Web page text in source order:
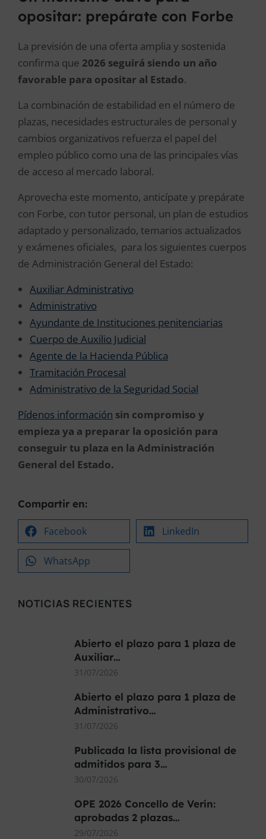
opositar: prepárate con Forbe
La previsión de una oferta amplia y sostenida
confirma que 2026 seguirá siendo un año
favorable para opositar al Estado.
La combinación de estabilidad en el número de
plazas, necesidades estructurales de personal y
cambios organizativos refuerza el papel del
empleo público como una de las principales vías
de acceso al mercado laboral.
Aprovecha este momento, anticípate y prepárate
con Forbe, con tutor personal, un plan de estudios
adaptado y personalizado, temarios actualizados
y exámenes oficiales, para los siguientes cuerpos
de Administración General del Estado:
Auxiliar Administrativo
Administrativo
Ayundante de Instituciones penitenciarias
Cuerpo de Auxilio Judicial
Agente de la Hacienda Pública
Tramitación Procesal
Administrativo de la Seguridad Social
Pídenos información sin compromiso y
empieza ya a preparar la oposición para
conseguir tu plaza en la Administración
General del Estado.
Compartir en:
Facebook LinkedIn
WhatsApp
NOTICIAS RECIENTES
Abierto el plazo para 1 plaza de
Auxiliar…
31/07/2026
Abierto el plazo para 1 plaza de
Administrativo…
31/07/2026
Publicada la lista provisional de
admitidos para 3…
30/07/2026
OPE 2026 Concello de Verín:
aprobadas 2 plazas…
29/07/2026